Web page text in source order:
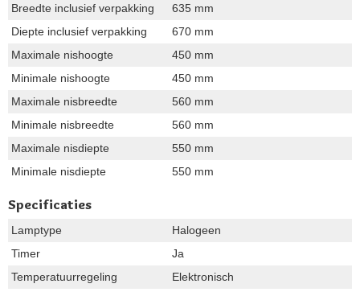
Breedte inclusief verpakking
635 mm
Diepte inclusief verpakking
670 mm
Maximale nishoogte
450 mm
Minimale nishoogte
450 mm
Maximale nisbreedte
560 mm
Minimale nisbreedte
560 mm
Maximale nisdiepte
550 mm
Minimale nisdiepte
550 mm
Specificaties
Lamptype
Halogeen
Timer
Ja
Temperatuurregeling
Elektronisch